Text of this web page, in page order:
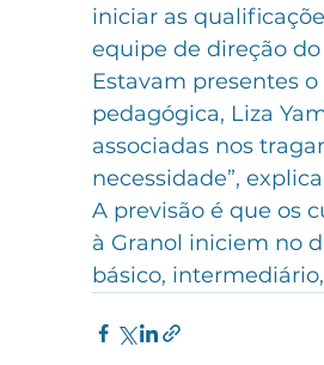
iniciar as
equipe de direção
Estavam presentes
pedagógica, Liza
associadas nos
necessidade”,
A previsão é que os
à Granol iniciem no
básico,